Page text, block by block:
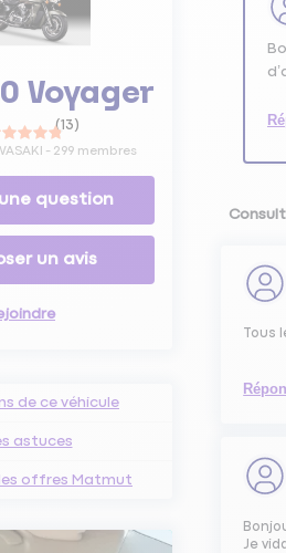
Voyager
(13)
- 299membres
question
un avis
de ce véhicule
astuces
offres Matmut
Tous
Je